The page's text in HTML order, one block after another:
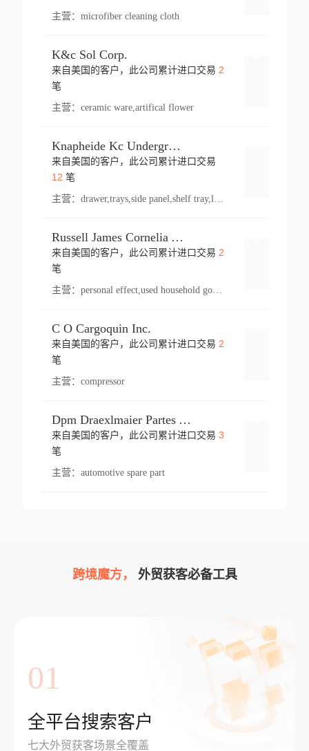
主营： microfiber cleaning cloth
K&c Sol Corp.
来自美国的客户，此公司累计进口交易 2
笔
主营： ceramic ware,artifical flower
Knapheide Kc Underground
来自美国的客户，此公司累计进口交易
12 笔
主营：
Russell James Cornelia Arlington Va
来自美国的客户，此公司累计进口交易 2
笔
主营： personal effect,used household goods
C O Cargoquin Inc.
来自美国的客户，此公司累计进口交易 2
笔
主营： compressor
Dpm Draexlmaier Partes Automotrices Corr Ind Huejotzingo
来自美国的客户，此公司累计进口交易 3
笔
主营： automotive spare part
跨境魔方， 外贸获客必备工具
01
全平台搜索客户
七大外贸获客场景全覆盖